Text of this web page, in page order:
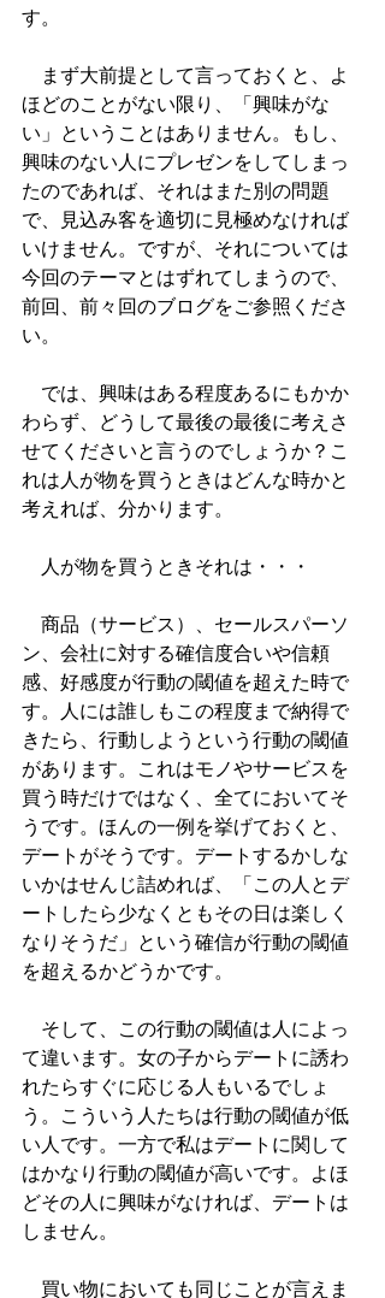
す。
まず大前提として言っておくと、よ
ほどのことがない限り、「興味がな
い」ということはありません。もし、
興味のない人にプレゼンをしてしまっ
たのであれば、それはまた別の問題
で、見込み客を適切に見極めなければ
いけません。ですが、それについては
今回のテーマとはずれてしまうので、
前回、前々回のブログをご参照くださ
い。
では、興味はある程度あるにもかか
わらず、どうして最後の最後に考えさ
せてくださいと言うのでしょうか？こ
れは人が物を買うときはどんな時かと
考えれば、分かります。
人が物を買うときそれは・・・
商品（サービス）、セールスパーソ
ン、会社に対する確信度合いや信頼
感、好感度が行動の閾値を超えた時で
す。人には誰しもこの程度まで納得で
きたら、行動しようという行動の閾値
があります。これはモノやサービスを
買う時だけではなく、全てにおいてそ
うです。ほんの一例を挙げておくと、
デートがそうです。デートするかしな
いかはせんじ詰めれば、「この人とデ
ートしたら少なくともその日は楽しく
なりそうだ」という確信が行動の閾値
を超えるかどうかです。
そして、この行動の閾値は人によっ
て違います。女の子からデートに誘わ
れたらすぐに応じる人もいるでしょ
う。こういう人たちは行動の閾値が低
い人です。一方で私はデートに関して
はかなり行動の閾値が高いです。よほ
どその人に興味がなければ、デートは
しません。
買い物においても同じことが言えま